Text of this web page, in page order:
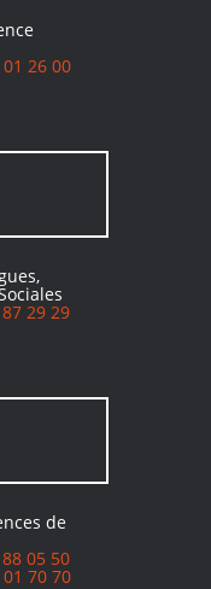
26 00
29 29
de
05 50
70 70